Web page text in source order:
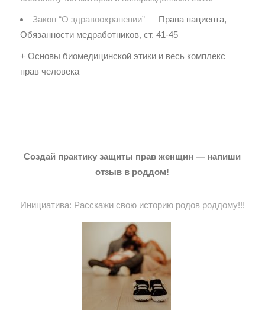
Закон “О здравоохранении”— Права пациента,
Обязанности медработников, ст. 41-45
+ Основы биомедицинской этики и весь комплекс
прав человека
Создай практику защиты прав женщин — напиши
отзыв в роддом!
Инициатива: Расскажи свою историю родов роддому!!!